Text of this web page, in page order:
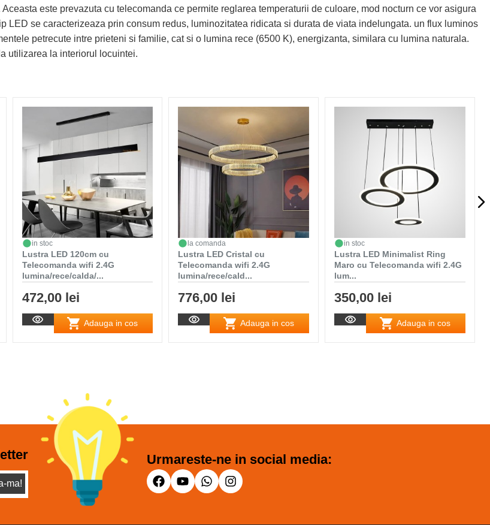
este prevazuta cu telecomanda ce permite reglarea temperaturii de culoare, mod nocturn ce vor asigura
LED se caracterizeaza prin consum redus, luminozitatea ridicata si durata de viata indelungata. un flux luminos
petrecute intre prieteni si familie, cat si o lumina rece (6500 K), energizanta, similara cu lumina naturala.
utilizarea la interiorul locuintei.
in stoc
Lustra LED 120cm cu
Telecomanda wifi 2.4G
lumina/rece/calda/...
472,00 lei
Adauga in cos
la comanda
Lustra LED Cristal cu
Telecomanda wifi 2.4G
lumina/rece/cald...
776,00 lei
Adauga in cos
in stoc
Lustra LED Minimalist Ring
Maro cu Telecomanda wifi 2.4G
lum...
350,00 lei
Adauga in cos
ma!
Urmareste-ne in social media: